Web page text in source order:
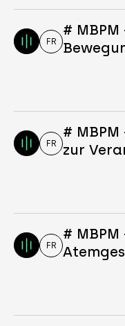
FR
#
FR
#
zur
FR
# MBPM